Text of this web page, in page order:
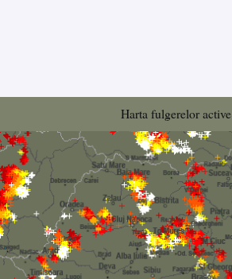
Harta fulgerelor active